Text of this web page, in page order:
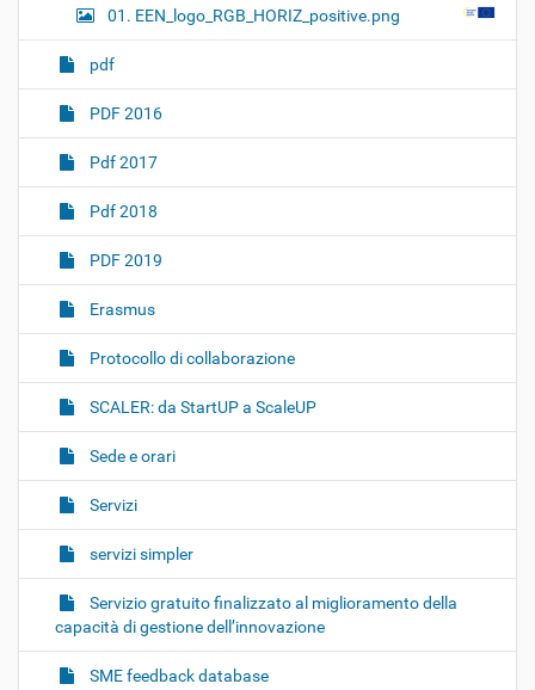
01. EEN_logo_RGB_HORIZ_positive.png
pdf
PDF 2016
Pdf 2017
Pdf 2018
PDF 2019
Erasmus
Protocollo di collaborazione
SCALER: da StartUP a ScaleUP
Sede e orari
Servizi
servizi simpler
Servizio gratuito finalizzato al miglioramento della
capacità di gestione dell’innovazione
SME feedback database